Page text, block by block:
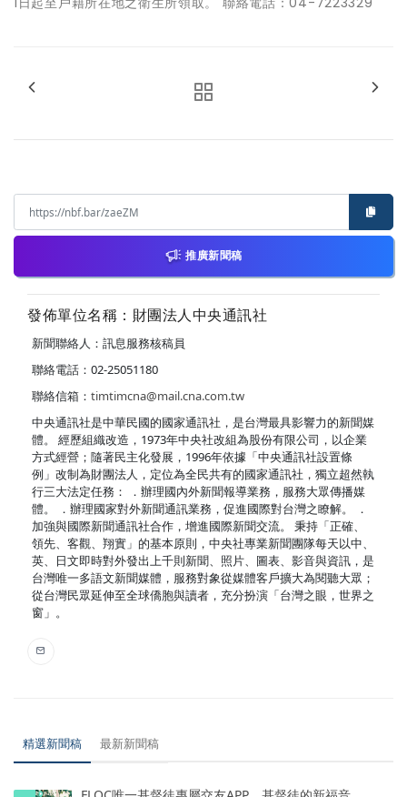
推廣新聞稿
發佈單位名稱：財團法人中央通訊社
新聞聯絡人：訊息服務核稿員
聯絡電話：02-25051180
聯絡信箱： timtimcna@mail.cna.com.tw
中央通訊社是中華民國的國家通訊社，是台灣最具影響力的新聞媒
體。 經歷組織改造，1973年中央社改組為股份有限公司，以企業
方式經營；隨著民主化發展，1996年依據「中央通訊社設置條
例」改制為財團法人，定位為全民共有的國家通訊社，獨立超然執
行三大法定任務： ．辦理國內外新聞報導業務，服務大眾傳播媒
體。 ．辦理國家對外新聞通訊業務，促進國際對台灣之瞭解。 ．
加強與國際新聞通訊社合作，增進國際新聞交流。 秉持「正確、
領先、客觀、翔實」的基本原則，中央社專業新聞團隊每天以中、
英、日文即時對外發出上千則新聞、照片、圖表、影音與資訊，是
台灣唯一多語文新聞媒體，服務對象從媒體客戶擴大為閱聽大眾；
從台灣民眾延伸至全球僑胞與讀者，充分扮演「台灣之眼，世界之
窗」。
精選新聞稿 最新新聞稿